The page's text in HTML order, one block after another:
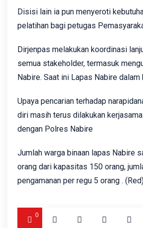
Disisi lain ia pun menyeroti
pelatihan bagi petugas
Dirjenpas melakukan koordinasi
semua stakeholder, termasuk
Nabire. Saat ini Lapas Nabire
Upaya pencarian terhadap
diri masih terus dilakukan
dengan Polres Nabire
Jumlah warga binaan lapas Nabire
orang dari kapasitas 150 orang,
pengamanan per regu 5 orang .
0